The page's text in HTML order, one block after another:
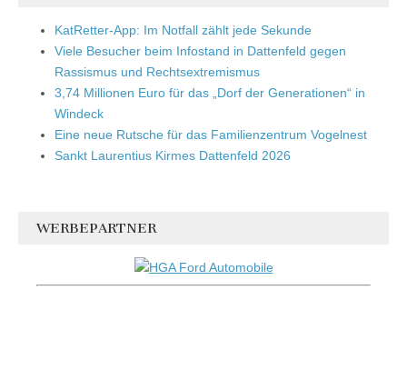
KatRetter-App: Im Notfall zählt jede Sekunde
Viele Besucher beim Infostand in Dattenfeld gegen
Rassismus und Rechtsextremismus
3,74 Millionen Euro für das „Dorf der Generationen“ in
Windeck
Eine neue Rutsche für das Familienzentrum Vogelnest
Sankt Laurentius Kirmes Dattenfeld 2026
WERBEPARTNER